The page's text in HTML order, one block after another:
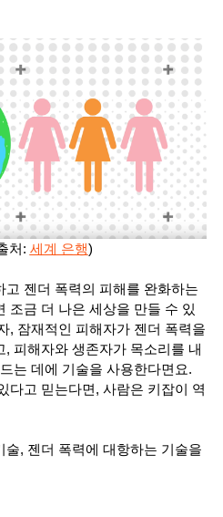
처: 세계 은행)
고 젠더 폭력의 피해를 완화하는
조금 더 나은 세상을 만들 수 있
, 잠재적인 피해자가 젠더 폭력을
피해자와 생존자가 목소리를 내
는 데에 기술을 사용한다면요.
다고 믿는다면, 사람은 키잡이 역
, 젠더 폭력에 대항하는 기술을